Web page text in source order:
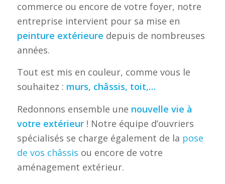
commerce ou encore de votre foyer, notre
entreprise intervient pour sa mise en
peinture extérieure depuis de nombreuses
années.
Tout est mis en couleur, comme vous le
souhaitez : murs, châssis, toit,…
Redonnons ensemble une nouvelle vie à
votre extérieur! Notre équipe d’ouvriers
spécialisés se charge également de la pose
de vos châssis ou encore de votre
aménagement extérieur.